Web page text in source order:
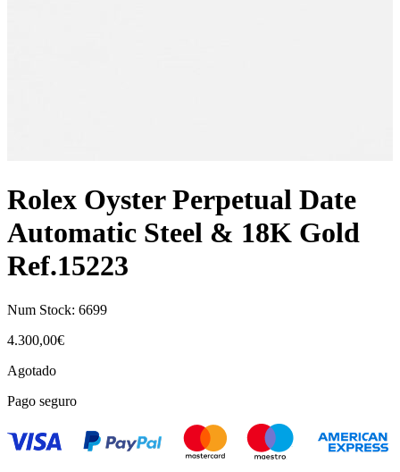
Rolex Oyster Perpetual Date
Automatic Steel & 18K Gold
Ref.15223
Num Stock: 6699
4.300,00€
Agotado
Pago seguro